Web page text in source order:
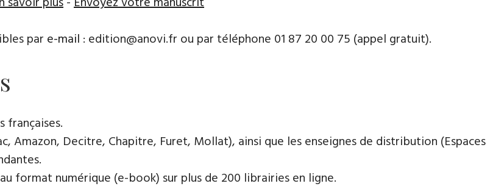
par e-mail : edition@anovi.fr ou par téléphone ​​0​1 87 20 00 75 (appel gratuit).
françaises​.
Amazon, Decitre, Chapitre, Furet, Mollat), ainsi que les enseignes de distribution (Espaces
format numérique (e-book) sur plus de 200 librairies en ligne.